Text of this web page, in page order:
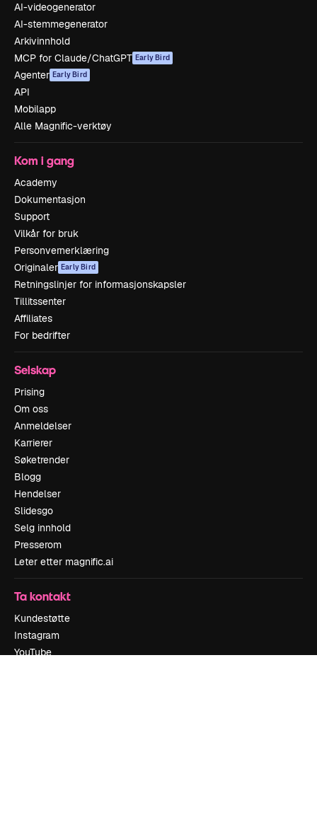
AI-videogenerator
AI-stemmegenerator
Arkivinnhold
MCP for Claude/ChatGPT Early Bird
Agenter Early Bird
API
Mobilapp
Alle Magnific-verktøy
Kom i gang
Academy
Dokumentasjon
Support
Vilkår for bruk
Personvernerklæring
Originaler Early Bird
Retningslinjer for informasjonskapsler
Tillitssenter
Affiliates
For bedrifter
Selskap
Prising
Om oss
Anmeldelser
Karrierer
Søketrender
Blogg
Hendelser
Slidesgo
Selg innhold
Presserom
Leter etter magnific.ai
Ta kontakt
Kundestøtte
Instagram
YouTube